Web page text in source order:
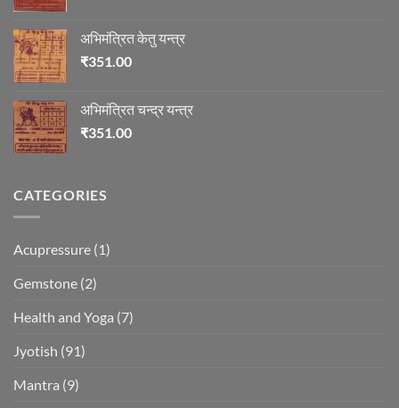
अभिमंत्रित केतु यन्त्र
₹351.00
अभिमंत्रित चन्द्र यन्त्र
₹351.00
CATEGORIES
Acupressure (1)
Gemstone (2)
Health and Yoga (7)
Jyotish (91)
Mantra (9)